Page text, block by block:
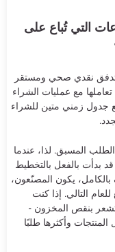
التي تُباع على
بتدفق نقدي صحي ومستقر
مع عمليات الشراء
جدول زمني متين للشراء
المسبق. لذا، عندما
بدأت بالفعل بالتخطيط
يكون المصنّعون،
التالي. إذا كنت
بنقص المخزون -
وأكثرها طلبًا